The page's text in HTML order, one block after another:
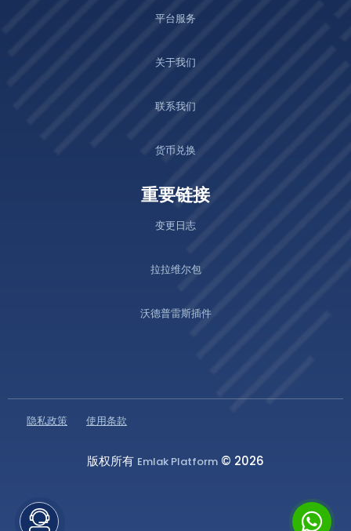
平台服务
关于我们
联系我们
货币兑换
重要链接
变更日志
拉拉维尔包
沃德普雷斯插件
隐私政策 使用条款
版权所有 Emlak Platform © 2026